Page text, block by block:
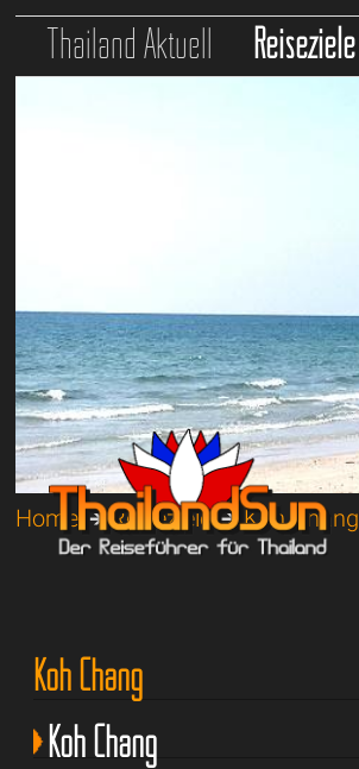
Thailand Aktuell Reiseziele
Home➔Reiseziele➔Koh Chang
Koh Chang
Koh Chang